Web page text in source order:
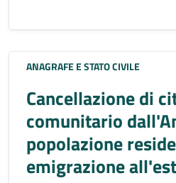
ANAGRAFE E STATO CIVILE
Cancellazione di
comunitario
popolazione
emigrazione